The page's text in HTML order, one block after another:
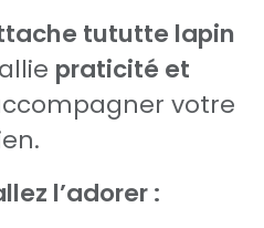
tututte lapin
praticité et
votre
l’adorer :